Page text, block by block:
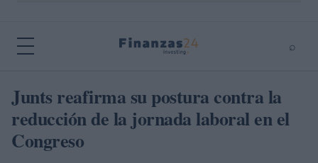
⌕
Buscar ⌕
Junts reafirma su postura contra la
reducción de la jornada laboral en el
Congreso